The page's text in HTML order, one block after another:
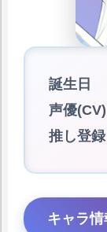
誕生日
声優(CV)
推し登録
キャラ